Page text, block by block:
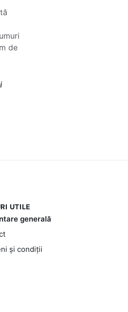
de
UTILE
generală
și condiții